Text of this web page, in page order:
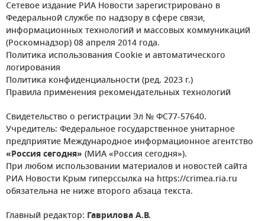
Сетевое издание РИА Новости зарегистрировано в
Федеральной службе по надзору в сфере связи,
информационных технологий и массовых коммуникаций
(Роскомнадзор) 08 апреля 2014 года.
Политика использования Cookie и автоматического
логирования
Политика конфиденциальности (ред. 2023 г.)
Правила применения рекомендательных технологий
Свидетельство о регистрации Эл № ФС77-57640.
Учредитель: Федеральное государственное унитарное
предприятие Международное информационное агентство
«Россия сегодня» (МИА «Россия сегодня»).
При любом использовании материалов и новостей сайта
РИА Новости Крым гиперссылка на https://crimea.ria.ru
обязательна не ниже второго абзаца текста.
Главный редактор: Гаврилова А.В.